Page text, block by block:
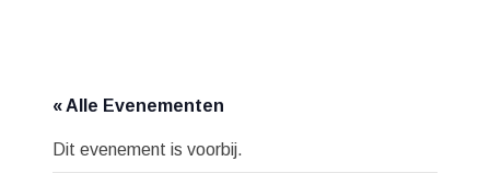
« Alle Evenementen
Dit evenement is voorbij.